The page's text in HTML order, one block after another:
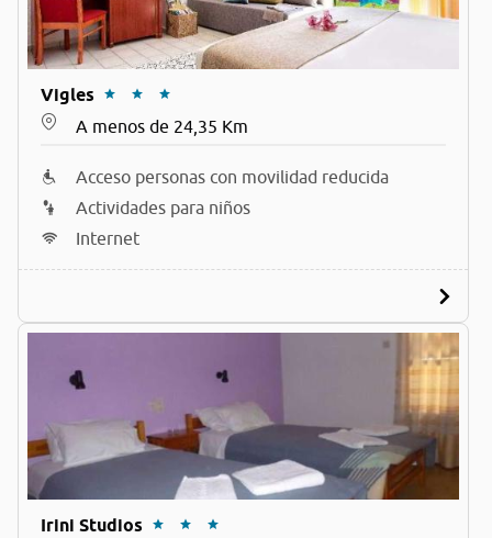
Vigles
A menos de 24,35 Km
Acceso personas con movilidad reducida
Actividades para niños
Internet
Irini Studios